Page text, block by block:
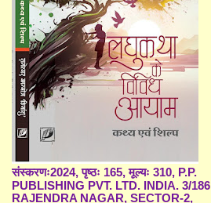
संस्करणः2024, पृष्ठः 165, मूल्यः 310, P.P.
PUBLISHING PVT. LTD. INDIA. 3/186
RAJENDRA NAGAR, SECTOR-2,